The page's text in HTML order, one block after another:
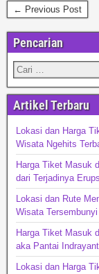
← Previous Post
Pencarian
Artikel Terbaru
Lokasi dan Harga
Wisata Ngehits
Harga Tiket Masuk
dari Terjadinya
Lokasi dan Rute
Wisata
Harga Tiket Masuk
aka Pantai
Lokasi dan Harga